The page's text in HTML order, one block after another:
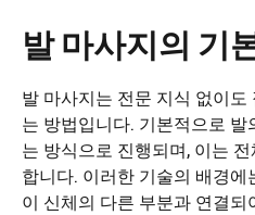
발 마사지의 기
발 마사지는 전문 지식 없이
는 방법입니다. 기본적으로
는 방식으로 진행되며, 이는
합니다. 이러한 기술의 배경
이 신체의 다른 부분과 연결되